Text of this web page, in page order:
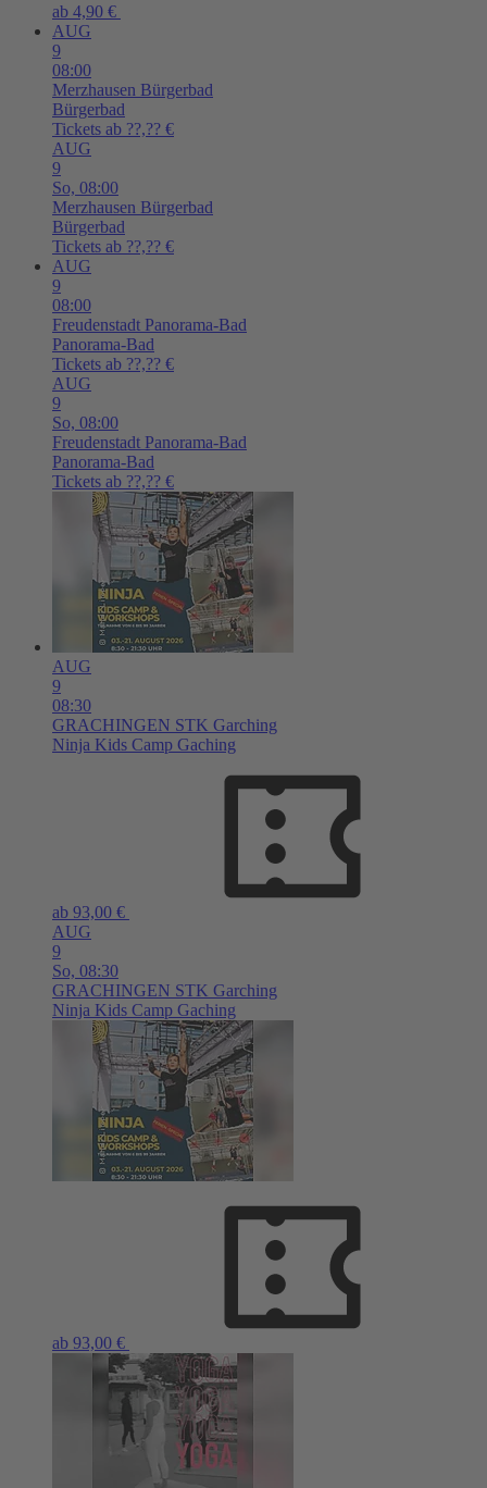
ab 4,90 €
AUG
9
08:00
Merzhausen Bürgerbad
Bürgerbad
Tickets ab ??,?? €
AUG
9
So, 08:00
Merzhausen Bürgerbad
Bürgerbad
Tickets ab ??,?? €
AUG
9
08:00
Freudenstadt Panorama-Bad
Panorama-Bad
Tickets ab ??,?? €
AUG
9
So, 08:00
Freudenstadt Panorama-Bad
Panorama-Bad
Tickets ab ??,?? €
AUG
9
08:30
GRACHINGEN STK Garching
Ninja Kids Camp Gaching
ab 93,00 €
AUG
9
So, 08:30
GRACHINGEN STK Garching
Ninja Kids Camp Gaching
ab 93,00 €